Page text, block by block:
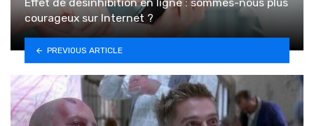
courageux sur Internet ?
PREVIOUS ARTICLE